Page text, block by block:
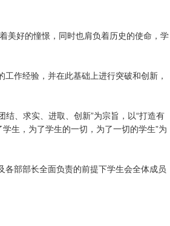
好的憧憬，同时也肩负着历史的使命，学
作经验，并在此基础上进行突破和创新，
、求实、进取、创新”为宗旨，以“打造有
生，为了学生的一切，为了一切的学生”为
部部长全面负责的前提下学生会全体成员